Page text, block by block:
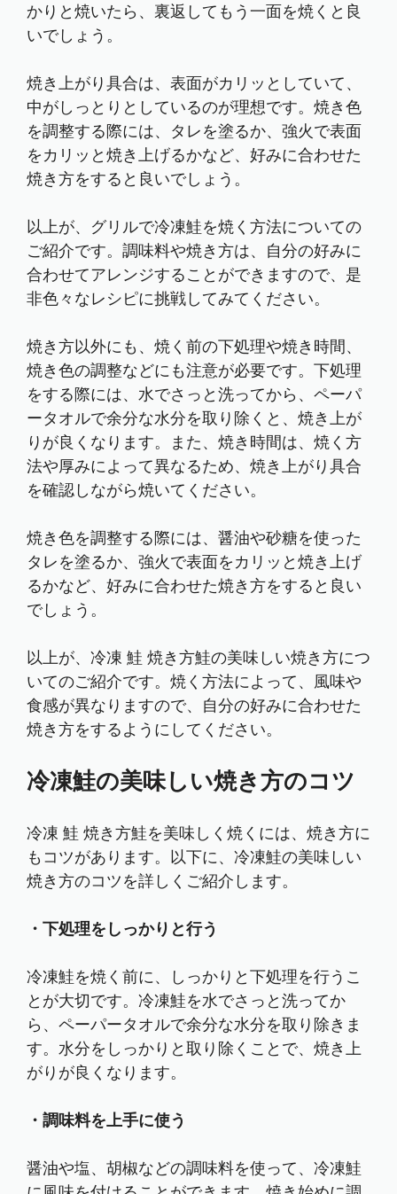
かりと焼いたら、裏返してもう一面を焼くと良
いでしょう。
焼き上がり具合は、表面がカリッとしていて、
中がしっとりとしているのが理想です。焼き色
を調整する際には、タレを塗るか、強火で表面
をカリッと焼き上げるかなど、好みに合わせた
焼き方をすると良いでしょう。
以上が、グリルで冷凍鮭を焼く方法についての
ご紹介です。調味料や焼き方は、自分の好みに
合わせてアレンジすることができますので、是
非色々なレシピに挑戦してみてください。
焼き方以外にも、焼く前の下処理や焼き時間、
焼き色の調整などにも注意が必要です。下処理
をする際には、水でさっと洗ってから、ペーパ
ータオルで余分な水分を取り除くと、焼き上が
りが良くなります。また、焼き時間は、焼く方
法や厚みによって異なるため、焼き上がり具合
を確認しながら焼いてください。
焼き色を調整する際には、醤油や砂糖を使った
タレを塗るか、強火で表面をカリッと焼き上げ
るかなど、好みに合わせた焼き方をすると良い
でしょう。
以上が、冷凍 鮭 焼き方鮭の美味しい焼き方につ
いてのご紹介です。焼く方法によって、風味や
食感が異なりますので、自分の好みに合わせた
焼き方をするようにしてください。
冷凍鮭の美味しい焼き方のコツ
冷凍 鮭 焼き方鮭を美味しく焼くには、焼き方に
もコツがあります。以下に、冷凍鮭の美味しい
焼き方のコツを詳しくご紹介します。
・下処理をしっかりと行う
冷凍鮭を焼く前に、しっかりと下処理を行うこ
とが大切です。冷凍鮭を水でさっと洗ってか
ら、ペーパータオルで余分な水分を取り除きま
す。水分をしっかりと取り除くことで、焼き上
がりが良くなります。
・調味料を上手に使う
醤油や塩、胡椒などの調味料を使って、冷凍鮭